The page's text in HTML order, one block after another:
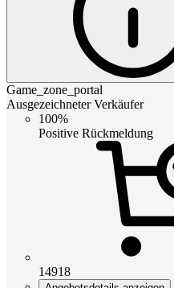
Game_zone_portal
Ausgezeichneter Verkäufer
100%
Positive Rückmeldung
14918